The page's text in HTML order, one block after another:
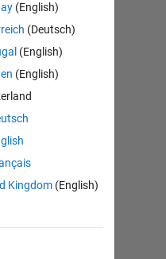
(English)
(Deutsch)
(English)
(English)
Kingdom (English)